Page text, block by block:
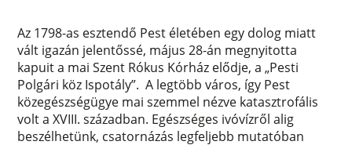
Az 1798-as esztendő Pest életében egy dolog miatt
vált igazán jelentőssé, május 28-án megnyitotta
kapuit a mai Szent Rókus Kórház elődje, a „Pesti
Polgári köz Ispotály”. A legtöbb város, így Pest
közegészségügye mai szemmel nézve katasztrofális
volt a XVIII. században. Egészséges ivóvízről alig
beszélhetünk, csatornázás legfeljebb mutatóban